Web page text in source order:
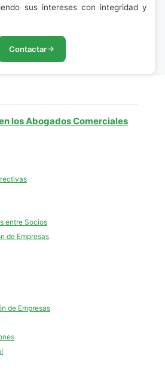
sus intereses con integridad y
Contactar
los Abogados Comerciales
entre Socios
de Empresas
de Empresas